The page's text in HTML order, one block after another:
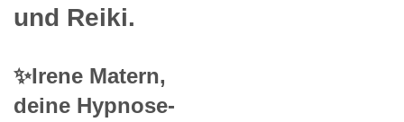
und Reiki.
✨Irene Matern,
deine Hypnose-